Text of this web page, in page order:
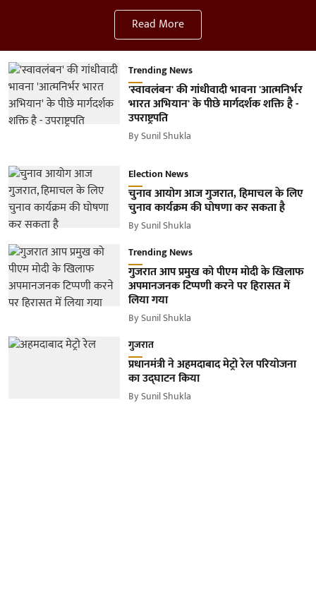
Read More
Trending News
'स्वावलंबन' की गांधीवादी भावना 'आत्मनिर्भर
भारत अभियान' के पीछे मार्गदर्शक शक्ति है -
उपराष्ट्रपति
BySunil Shukla
Election News
चुनाव आयोग आज गुजरात, हिमाचल के लिए
चुनाव कार्यक्रम की घोषणा कर सकता है
BySunil Shukla
Trending News
गुजरात आप प्रमुख को पीएम मोदी के खिलाफ
अपमानजनक टिप्पणी करने पर हिरासत में
लिया गया
BySunil Shukla
गुजरात
प्रधानमंत्री ने अहमदाबाद मेट्रो रेल परियोजना
का उद्घाटन किया
BySunil Shukla